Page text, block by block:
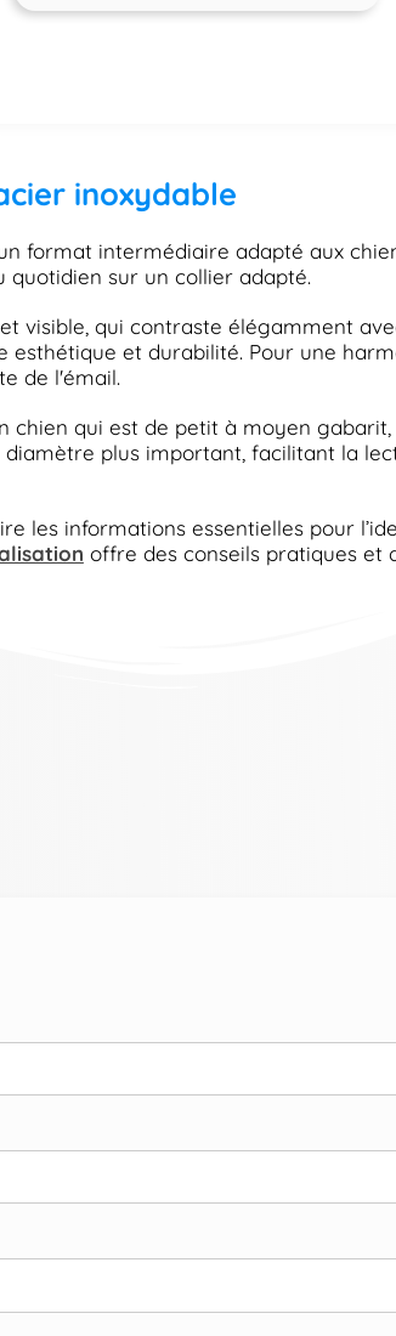
inoxydable
format intermédiaire adapté aux
sur un collier adapté.
visible, qui contraste élégamment
et durabilité. Pour une
de l'émail.
qui est de petit à moyen
plus important, facilitant la
les informations essentielles pour
offre des conseils pratiques et